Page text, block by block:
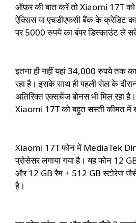
ऑफर की बात करें तो Xiaomi 17T
ऐक्सिस या एचडीएफसी बैंक के क्रेडिट
पर 5000 रुपये का बंपर डिस्काउंट ले
इतना ही नहीं यहां 34,000 रुपये तक
रहा है। इसके साथ ही पहली सेल के
अतिरिक्त एक्सचेंज बोनस भी मिल रहा
Xiaomi 17T को बहुत सस्ती कीमत में
Xiaomi 17T फोन में MediaTek
प्रोसेसर लगाया गया है। यह फोन 12
और 12 GB रैम + 512 GB स्टोरेज
है।